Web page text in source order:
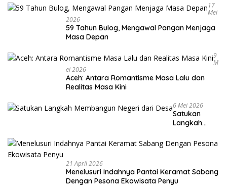
17
Mei
2026
59 Tahun Bulog, Mengawal Pangan Menjaga
Masa Depan
9
M
Ei 2026
Aceh: Antara Romantisme Masa Lalu dan
Realitas Masa Kini
6 Mei 2026
Satukan
Langkah
Negeri dari
Desa
21 April 2026
Menelusuri Indahnya Pantai Keramat Sabang
Dengan Pesona Ekowisata Penyu